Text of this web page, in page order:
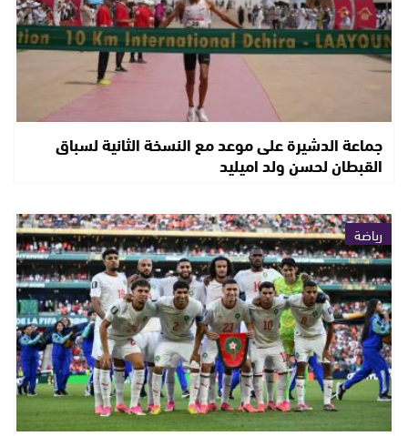
جماعة الدشيرة على موعد مع النسخة الثانية لسباق
القبطان لحسن ولد اميليد
رياضة